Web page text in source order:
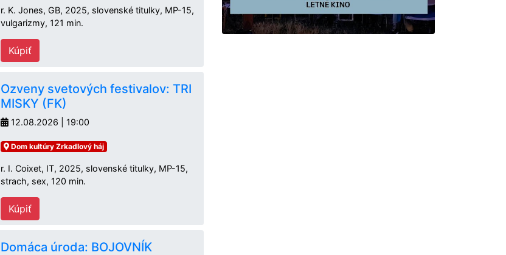
r. K. Jones, GB, 2025, slovenské titulky, MP-15,
vulgarizmy, 121 min.
Kúpiť
Ozveny svetových festivalov: TRI
MISKY (FK)
12.08.2026 | 19:00
Dom kultúry Zrkadlový háj
r. I. Coixet, IT, 2025, slovenské titulky, MP-15,
strach, sex, 120 min.
Kúpiť
Domáca úroda: BOJOVNÍK